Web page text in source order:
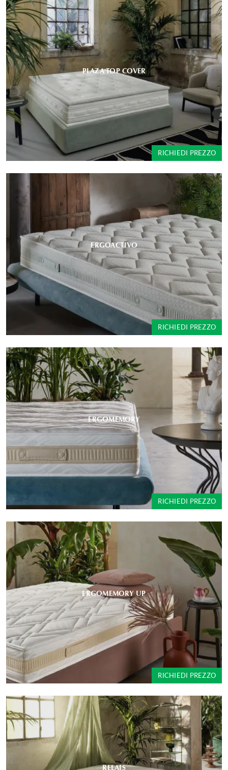
PLAZA TOP COVER
RICHIEDI PREZZO
ERGOACTIVO
RICHIEDI PREZZO
ERGOMEMORY
RICHIEDI PREZZO
ERGOMEMORY UP
RICHIEDI PREZZO
RELAIS